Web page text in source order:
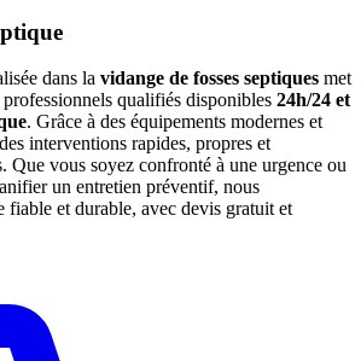
dans la vidange de fosses septiques met
qualifiés disponibles 24h/24 et
. Grâce à des équipements modernes et
interventions rapides, propres et
Que vous soyez confronté à une urgence ou
un entretien préventif, nous
fiable et durable, avec devis gratuit et